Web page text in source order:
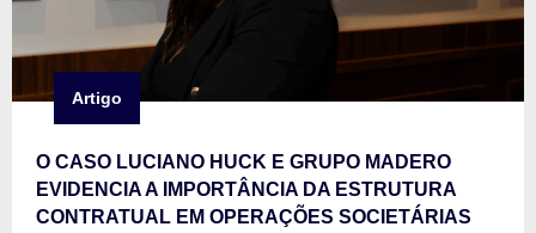
Artigo
O CASO LUCIANO HUCK E GRUPO MADERO
EVIDENCIA A IMPORTÂNCIA DA ESTRUTURA
CONTRATUAL EM OPERAÇÕES SOCIETÁRIAS